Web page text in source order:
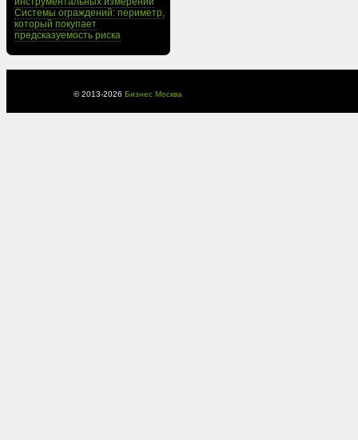
Системы ограждений: периметр,
который покупает
предсказуемость риска
© 2013-2026 Бизнес Москва